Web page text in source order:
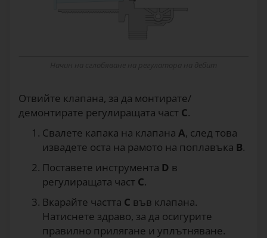
Отвийте клапана, за да монтирате/
демонтирате регулиращата част С.
Свалете капака на клапана А, след това
извадете оста на рамото на поплавъка В.
Поставете инструмента D в
регулиращата част C.
Вкарайте частта С във клапана.
Натиснете здраво, за да осигурите
правилно прилягане и уплътняване.